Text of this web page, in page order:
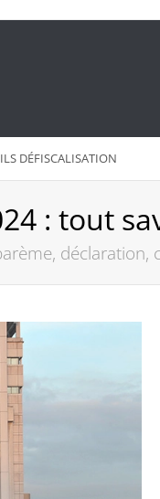
DÉFISCALISATION
: tout
déclaration,